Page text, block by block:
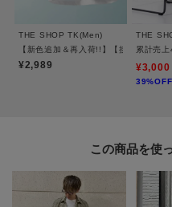
アクセサリーやレザー小物を合わせ
※照明の関係により、実際よりも色
モデル情報：身長182cm B77 W72
THE SHOP TK(Men)
【新色追加＆再入荷!!】【接触冷感/
¥2,989
THE
累計売
¥3,000
39%OFF
この商品を使